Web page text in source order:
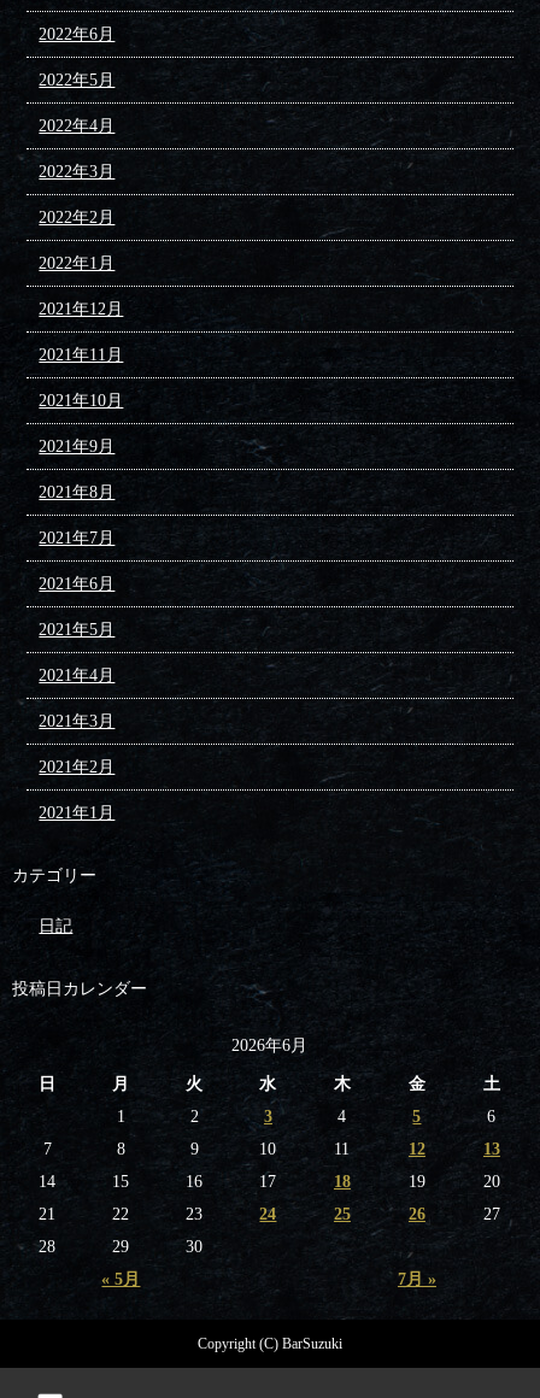
2022年6月
2022年5月
2022年4月
2022年3月
2022年2月
2022年1月
2021年12月
2021年11月
2021年10月
2021年9月
2021年8月
2021年7月
2021年6月
2021年5月
2021年4月
2021年3月
2021年2月
2021年1月
カテゴリー
日記
投稿日カレンダー
2026年6月
日 月 火 水 木 金 土
« 5月 7月 »
1 2 3 4 5
6
7
8 9 10 11 12
13
14
15 16 17 18 19
20
21
22 23 24 25 26
27
28
29 30
Copyright (C) BarSuzuki